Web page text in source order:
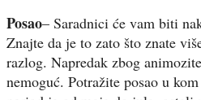
Posao– Saradnici će vam biti
Znajte da je to zato što znate
razlog. Napredak zbog
nemoguć. Potražite posao u